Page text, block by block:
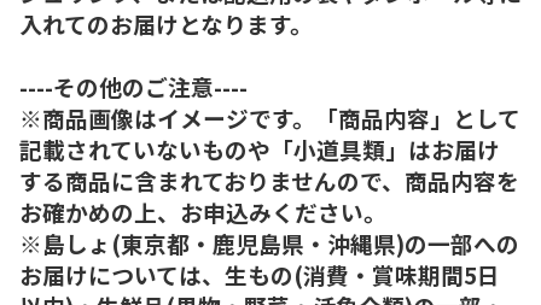
入れてのお届けとなります。
----その他のご注意----
※商品画像はイメージです。「商品内容」として
記載されていないものや「小道具類」はお届け
する商品に含まれておりませんので、商品内容を
お確かめの上、お申込みください。
※島しょ(東京都・鹿児島県・沖縄県)の一部への
お届けについては、生もの(消費・賞味期間5日